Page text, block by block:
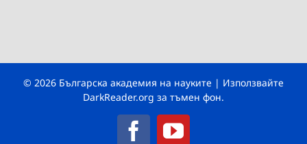
© 2026 Българска академия на науките | Използвайте
DarkReader.org за тъмен фон.